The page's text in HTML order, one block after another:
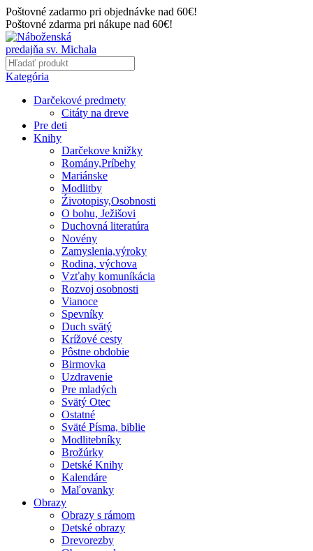
Poštovné zadarmo pri objednávke nad 60€!
Poštovné zdarma pri nákupe nad 60€!
Kategória
Darčekové predmety
Citáty na dreve
Pre deti
Knihy
Darčekove knižky
Romány,Príbehy
Mariánske
Modlitby
Źivotopisy,Osobnosti
O bohu, Ježišovi
Duchovná literatúra
Novény
Zamyslenia,výroky
Rodina, výchova
Vzťahy komuníkácia
Rozvoj osobnosti
Vianoce
Spevníky
Duch svätý
Krížové cesty
Pôstne obdobie
Birmovka
Uzdravenie
Pre mladých
Svätý Otec
Ostatné
Sväté Písma, biblie
Modlitebníky
Brožúrky
Detské Knihy
Kalendáre
Maľovanky
Obrazy
Obrazy s rámom
Detské obrazy
Drevorezby